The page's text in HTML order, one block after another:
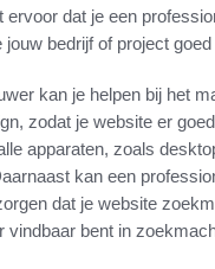
ervoor dat je een
jouw bedrijf of project
kan je helpen bij het
zodat je website er
apparaten, zoals
kan een
dat je website
vindbaar bent in